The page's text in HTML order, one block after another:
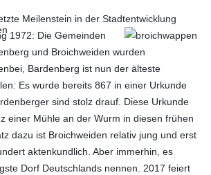
Meilenstein in der Stadtentwicklung
1972: Die Gemeinden
und Broichweiden wurden
Bardenberg ist nun der älteste
Es wurde bereits 867 in einer Urkunde
sind stolz drauf. Diese Urkunde
einer Mühle an der Wurm in diesen frühen
dazu ist Broichweiden relativ jung und erst
aktenkundlich. Aber immerhin, es
Dorf Deutschlands nennen. 2017 feiert